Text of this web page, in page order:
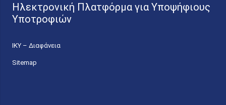
Ηλεκτρονική Πλατφόρμα για Υποψήφιους
Υποτροφιών
ΙΚΥ – Διαφάνεια
Sitemap